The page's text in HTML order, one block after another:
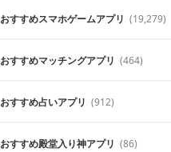
おすすめスマホゲームアプリ (19,279)
おすすめマッチングアプリ (464)
おすすめ占いアプリ (912)
おすすめ殿堂入り神アプリ (86)